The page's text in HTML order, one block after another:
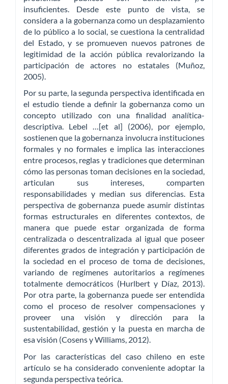
insuficientes. Desde este punto de vista, se
considera a la gobernanza como un desplazamiento
de lo público a lo social, se cuestiona la centralidad
del Estado, y se promueven nuevos patrones de
legitimidad de la acción pública revalorizando la
participación de actores no estatales (Muñoz,
2005).
Por su parte, la segunda perspectiva identificada en
el estudio tiende a definir la gobernanza como un
concepto utilizado con una finalidad analítica-
descriptiva. Lebel …[et al] (2006), por ejemplo,
sostienen que la gobernanza involucra instituciones
formales y no formales e implica las interacciones
entre procesos, reglas y tradiciones que determinan
cómo las personas toman decisiones en la sociedad,
articulan sus intereses, comparten
responsabilidades y median sus diferencias. Esta
perspectiva de gobernanza puede asumir distintas
formas estructurales en diferentes contextos, de
manera que puede estar organizada de forma
centralizada o descentralizada al igual que poseer
diferentes grados de integración y participación de
la sociedad en el proceso de toma de decisiones,
variando de regímenes autoritarios a regímenes
totalmente democráticos (Hurlbert y Díaz, 2013).
Por otra parte, la gobernanza puede ser entendida
como el proceso de resolver compensaciones y
proveer una visión y dirección para la
sustentabilidad, gestión y la puesta en marcha de
esa visión (Cosens y Williams, 2012).
Por las características del caso chileno en este
artículo se ha considerado conveniente adoptar la
segunda perspectiva teórica.